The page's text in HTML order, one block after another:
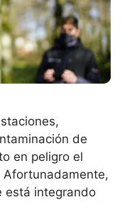
de
en peligro el
Afortunadamente,
está integrando